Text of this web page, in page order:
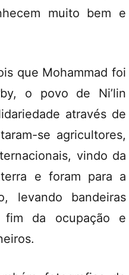
muito bem e
que Mohammad foi
o povo de Ni’lin
através de
se agricultores,
vindo da
e foram para a
levando bandeiras
fim da ocupação e